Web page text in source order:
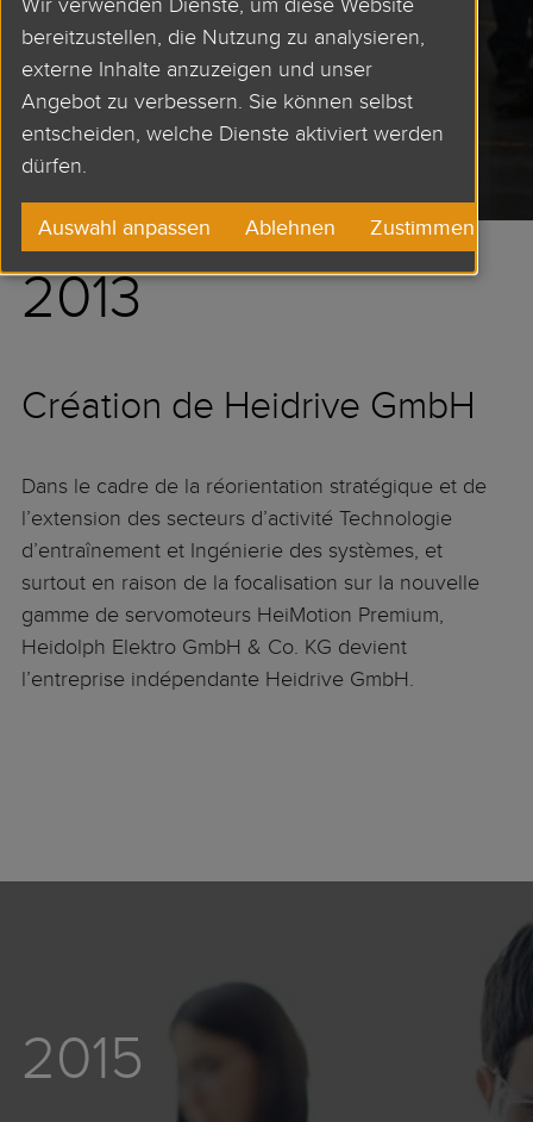
2013
Création de Heidrive GmbH
Dans le cadre de la réorientation stratégique et de
l’extension des secteurs d’activité Technologie
d’entraînement et Ingénierie des systèmes, et
surtout en raison de la focalisation sur la nouvelle
gamme de servomoteurs HeiMotion Premium,
Heidolph Elektro GmbH & Co. KG devient
l’entreprise indépendante Heidrive GmbH.
2015
bereitzustellen, die Nutzung zu analysieren,
externe Inhalte anzuzeigen und unser
Angebot zu verbessern. Sie können selbst
entscheiden, welche Dienste aktiviert werden
dürfen.
Auswahl anpassen Ablehnen Zustimmen